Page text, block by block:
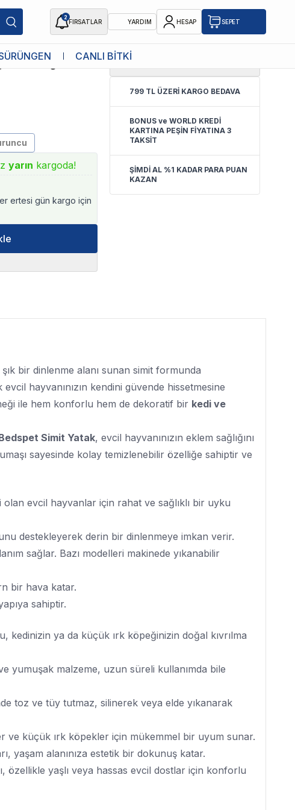
2
FIRSATLAR YARDIM HESAP SEPET
CANLI BİTKİ
Yatağı Mor
yarın kargoda!
ertesi gün kargo için
0.0
799 TL ÜZERİ KARGO BEDAVA
BONUS ve WORLD KREDİ
KARTINA PEŞİN FİYATINA 3
TAKSİT
ŞİMDİ AL %1 KADAR PARA PUAN
KAZAN
bir dinlenme alanı sunan simit formunda
hayvanınızın kendini güvende hissetmesine
ile hem konforlu hem de dekoratif bir kedi ve
Simit Yatak, evcil hayvanınızın eklem sağlığını
sayesinde kolay temizlenebilir özelliğe sahiptir ve
evcil hayvanlar için rahat ve sağlıklı bir uyku
destekleyerek derin bir dinlenmeye imkan verir.
sağlar. Bazı modelleri makinede yıkanabilir
bir hava katar.
sahiptir.
kedinizin ya da küçük ırk köpeğinizin doğal kıvrılma
yumuşak malzeme, uzun süreli kullanımda bile
toz ve tüy tutmaz, silinerek veya elde yıkanarak
ve küçük ırk köpekler için mükemmel bir uyum sunar.
yaşam alanınıza estetik bir dokunuş katar.
özellikle yaşlı veya hassas evcil dostlar için konforlu